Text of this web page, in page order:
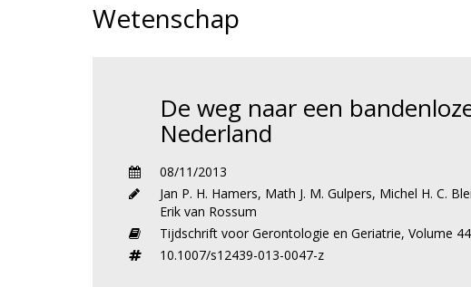
Wetenschap
De weg naar een
Nederland
08/11/2013
Jan P. H. Hamers, Math J. M. Gulpers, Michel H. C.
Erik van Rossum
Tijdschrift voor Gerontologie en Geriatrie, Volume
10.1007/s12439-013-0047-z